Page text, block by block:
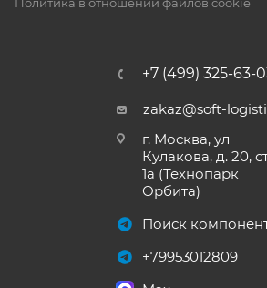
Политика в отношении файлов cookie
+7 (499) 325-63-
zakaz@soft-
г. Москва, ул
Кулакова, д. 20,
1а (Технопарк
Орбита)
Поиск
+79953012809